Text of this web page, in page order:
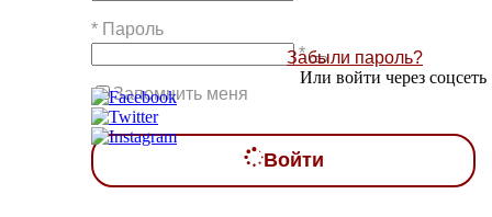
* Пароль
*
Запомнить меня
Войти
Забыли пароль?
Или войти через соцсеть